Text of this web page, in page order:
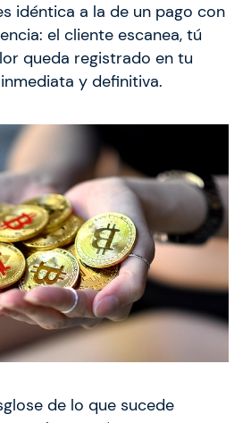
idéntica a la de un pago con
el cliente escanea, tú
queda registrado en tu
y definitiva.
de lo que sucede